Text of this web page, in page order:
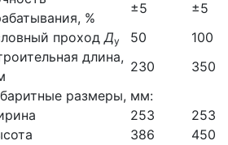
%
±5 ±5
проходДу 50 100
длина,
230 350
размеры, мм:
253 253
386 450